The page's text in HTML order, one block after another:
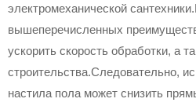
электромеханической
вышеперечисленных
ускорить скорость обработки, а
строительства.Следовательно,
настила пола может снизить